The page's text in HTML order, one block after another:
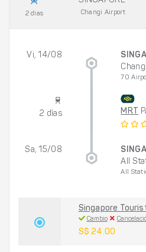
2 días Changi Airport
Vi, 14/08
70
2 días MRT
Sa, 15/08
All
All
Singapore
Cambio
S$ 24.00